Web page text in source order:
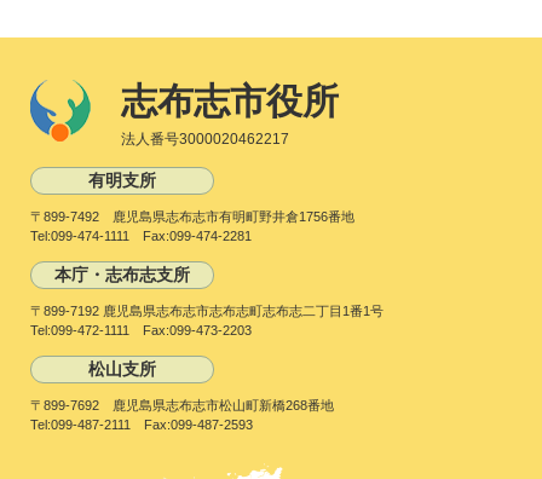
志布志市役所
法人番号3000020462217
有明支所
〒899-7492 鹿児島県志布志市有明町野井倉1756番地
Tel:099-474-1111 Fax:099-474-2281
本庁・志布志支所
〒899-7192 鹿児島県志布志市志布志町志布志二丁目1番1号
Tel:099-472-1111 Fax:099-473-2203
松山支所
〒899-7692 鹿児島県志布志市松山町新橋268番地
Tel:099-487-2111 Fax:099-487-2593